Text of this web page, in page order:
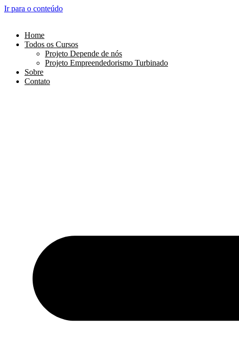
Ir para o conteúdo
Home
Todos os Cursos
Projeto Depende de nós
Projeto Empreendedorismo Turbinado
Sobre
Contato